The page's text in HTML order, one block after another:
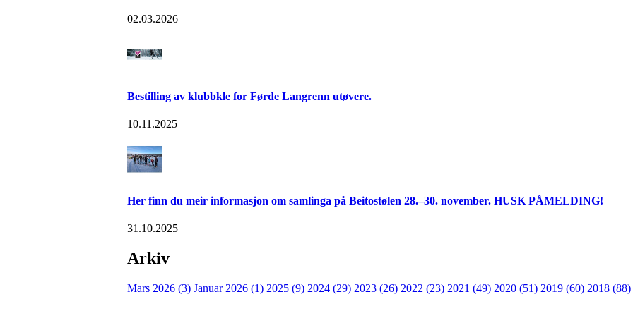
02.03.2026
Bestilling av klubbkle for Førde Langrenn utøvere.
10.11.2025
Her finn du meir informasjon om samlinga på Beitostølen 28.–30. november. HUSK PÅMELDING!
31.10.2025
Arkiv
Mars 2026 (3) Januar 2026 (1) 2025 (9) 2024 (29) 2023 (26) 2022 (23) 2021 (49) 2020 (51) 2019 (60) 2018 (88)